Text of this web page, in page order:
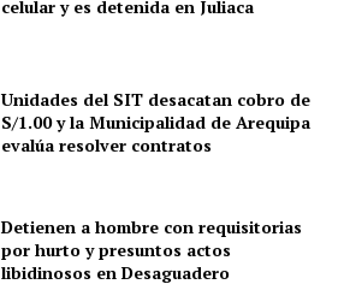
celular y es detenida en Juliaca
Unidades del SIT desacatan cobro de
S/1.00 y la Municipalidad de Arequipa
evalúa resolver contratos
Detienen a hombre con requisitorias
por hurto y presuntos actos
libidinosos en Desaguadero